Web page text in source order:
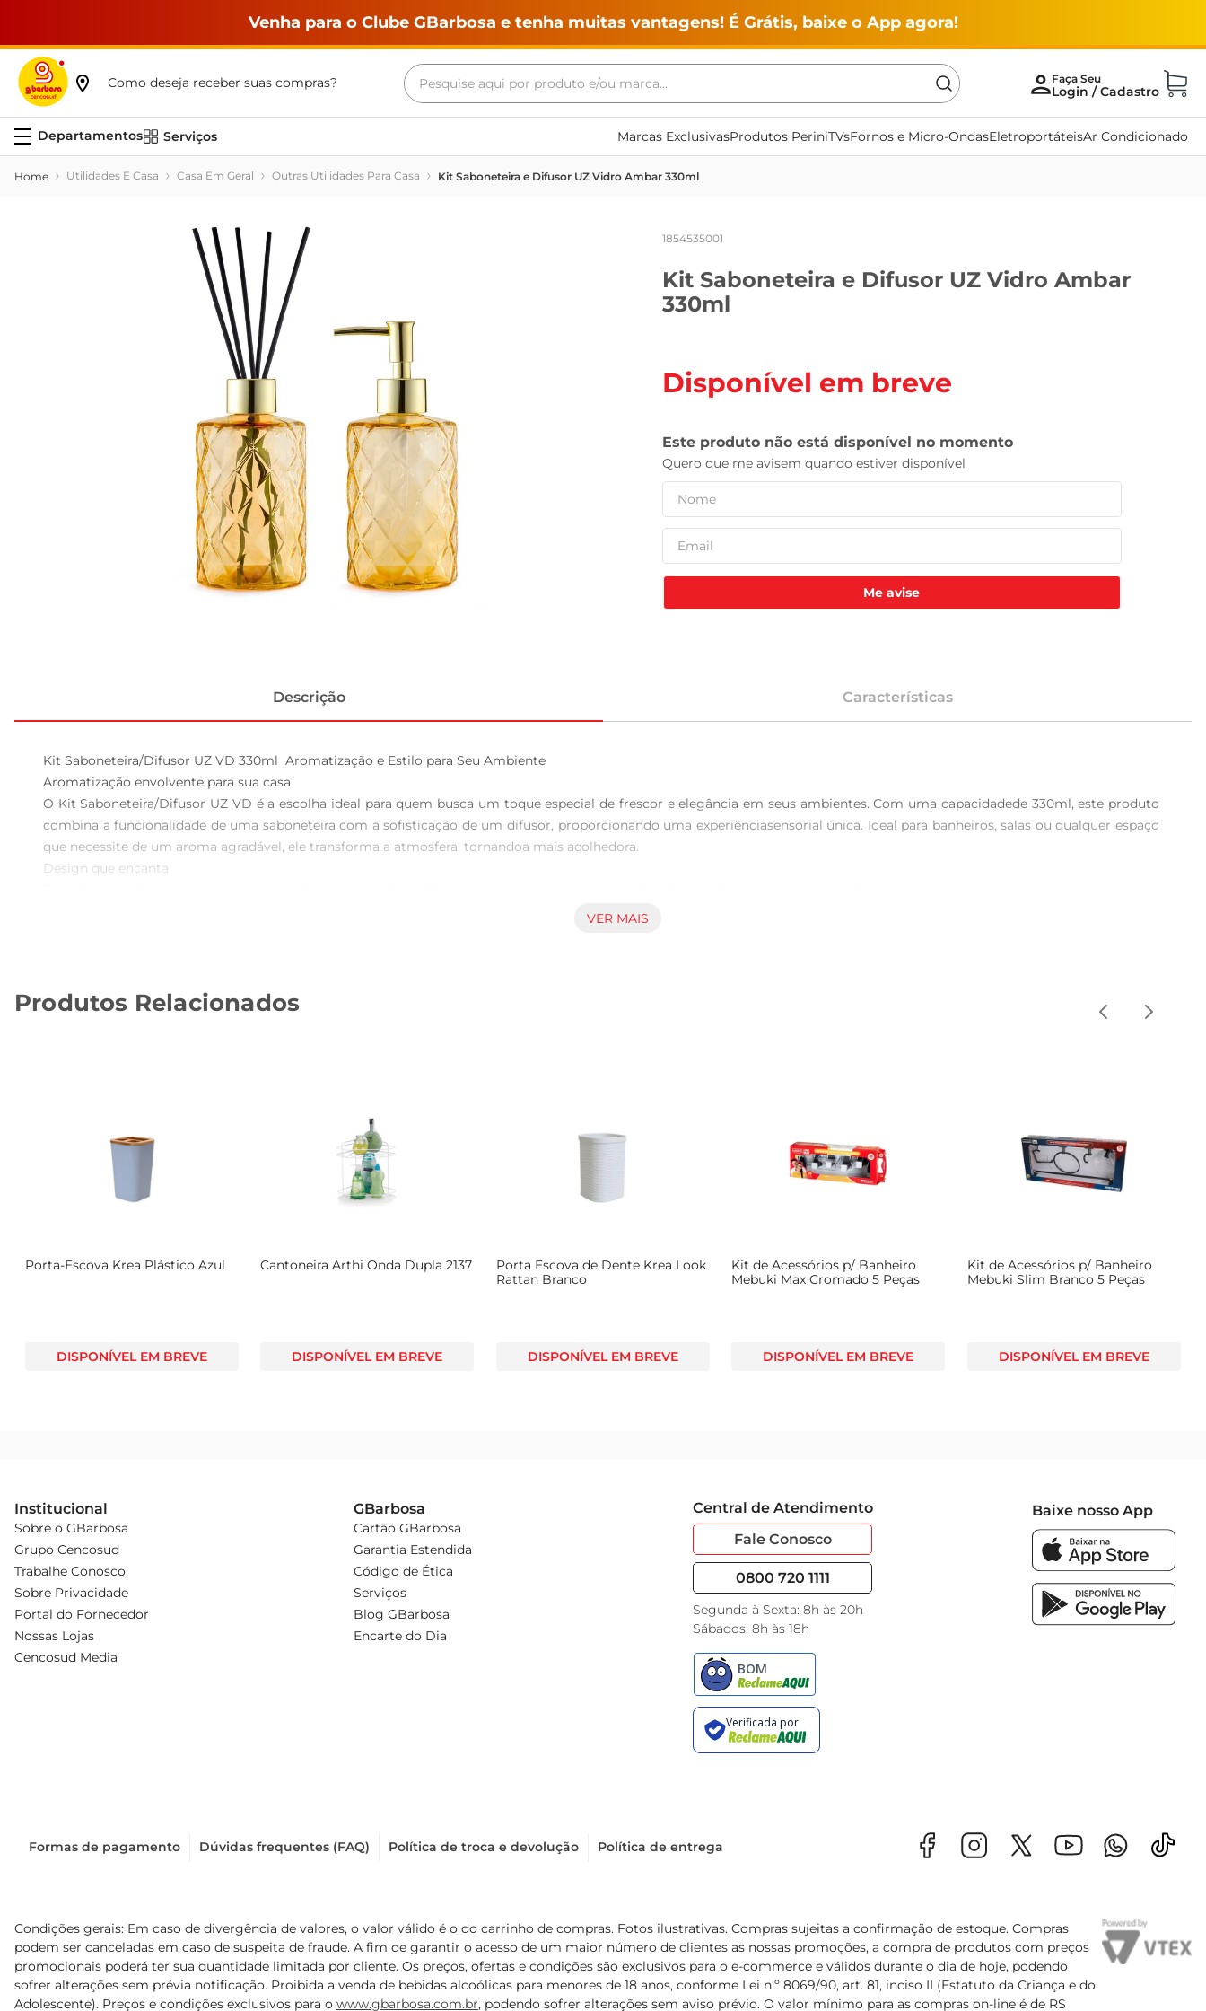
Venha para o Clube GBarbosa e tenha muitas vantagens! É Grátis, baixe o App agora!
Como deseja receber suas compras?
Pesquise aqui por produto e/ou marca...
Serviços Marcas ExclusivasProdutos PeriniTVsFornos e Micro-OndasEletroportáteisAr Condicionado
Utilidades E Casa Casa Em Geral Outras Utilidades Para Casa Kit Saboneteira e Difusor UZ Vidro Ambar 330ml
1854535001
Kit Saboneteira e Difusor UZ Vidro Ambar
330ml
Disponível em breve
Me avise
Descrição Características
Kit Saboneteira/Difusor UZ VD 330ml  Aromatização e Estilo para Seu Ambiente
Aromatização envolvente para sua casa
O Kit Saboneteira/Difusor UZ VD é a escolha ideal para quem busca um toque especial de frescor e elegância em seus ambientes. Com uma capacidadede 330ml, este produto
combina a funcionalidade de uma saboneteira com a sofisticação de um difusor, proporcionando uma experiênciasensorial única. Ideal para banheiros, salas ou qualquer espaço
que necessite de um aroma agradável, ele transforma a atmosfera, tornandoa mais acolhedora.
Design que encanta
garantem durabilidade e um visual que se integra perfeitamente à decoração do seu lar. As linhas suaves e a estética contemporânea fazem deste kit um item decorativo que
do aroma, criando uma sensação de frescor contínuo. Para manter a qualidade do produto, recomendase a troca do líquido do difusor a cada 30 dias, garantindo que o ambiente
Este kit é uma excelente adição à sua rotina de cuidados pessoais e decoração, trazendo um novo ar ao seu espaço e garantindo que cada visita seja marcada por uma
experiência sensorial agradável.
VER MAIS
Produtos Relacionados
Porta-Escova Krea Plástico Azul
DISPONÍVEL EM BREVE
Cantoneira Arthi Onda Dupla 2137
DISPONÍVEL EM BREVE
Porta Escova de Dente Krea Look
Rattan Branco
DISPONÍVEL EM BREVE
Kit de Acessórios p/ Banheiro
Mebuki Max Cromado 5 Peças
DISPONÍVEL EM BREVE
Kit de Acessórios p/ Banheiro
Mebuki Slim Branco 5 Peças
DISPONÍVEL EM BREVE
Institucional
Sobre o GBarbosa
Grupo Cencosud
Trabalhe Conosco
Sobre Privacidade
Portal do Fornecedor
Nossas Lojas
Cencosud Media
GBarbosa
Cartão GBarbosa
Garantia Estendida
Código de Ética
Serviços
Blog GBarbosa
Encarte do Dia
Central de Atendimento
Fale Conosco
0800 720 1111
Segunda à Sexta: 8h às 20h
Sábados: 8h às 18h
Baixe nosso App
Formas de pagamento Dúvidas frequentes (FAQ) Política de troca e devolução Política de entrega
Condições gerais: Em caso de divergência de valores, o valor válido é o do carrinho de compras. Fotos ilustrativas. Compras sujeitas a confirmação de estoque. Compras
podem ser canceladas em caso de suspeita de fraude. A fim de garantir o acesso de um maior número de clientes as nossas promoções, a compra de produtos com preços
promocionais poderá ter sua quantidade limitada por cliente. Os preços, ofertas e condições são exclusivos para o e-commerce e válidos durante o dia de hoje, podendo
sofrer alterações sem prévia notificação. Proibida a venda de bebidas alcoólicas para menores de 18 anos, conforme Lei n.º 8069/90, art. 81, inciso II (Estatuto da Criança e do
Adolescente). Preços e condições exclusivos para o www.gbarbosa.com.br, podendo sofrer alterações sem aviso prévio. O valor mínimo para as compras on-line é de R$
Termos mais buscados
maquina lavar
leite pó